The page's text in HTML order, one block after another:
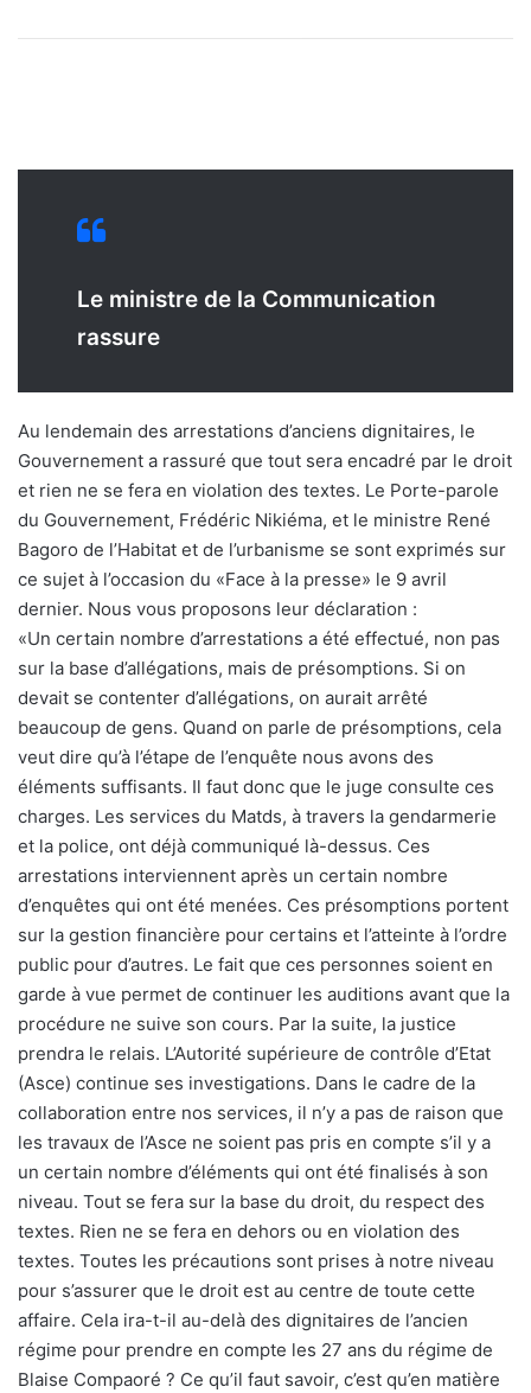
Le ministre de la Communication
rassure
Au lendemain des arrestations d’anciens dignitaires, le
Gouvernement a rassuré que tout sera encadré par le droit
et rien ne se fera en violation des textes. Le Porte-parole
du Gouvernement, Frédéric Nikiéma, et le ministre René
Bagoro de l’Habitat et de l’urbanisme se sont exprimés sur
ce sujet à l’occasion du «Face à la presse» le 9 avril
dernier. Nous vous proposons leur déclaration :
«Un certain nombre d’arrestations a été effectué, non pas
sur la base d’allégations, mais de présomptions. Si on
devait se contenter d’allégations, on aurait arrêté
beaucoup de gens. Quand on parle de présomptions, cela
veut dire qu’à l’étape de l’enquête nous avons des
éléments suffisants. Il faut donc que le juge consulte ces
charges. Les services du Matds, à travers la gendarmerie
et la police, ont déjà communiqué là-dessus. Ces
arrestations interviennent après un certain nombre
d’enquêtes qui ont été menées. Ces présomptions portent
sur la gestion financière pour certains et l’atteinte à l’ordre
public pour d’autres. Le fait que ces personnes soient en
garde à vue permet de continuer les auditions avant que la
procédure ne suive son cours. Par la suite, la justice
prendra le relais. L’Autorité supérieure de contrôle d’Etat
(Asce) continue ses investigations. Dans le cadre de la
collaboration entre nos services, il n’y a pas de raison que
les travaux de l’Asce ne soient pas pris en compte s’il y a
un certain nombre d’éléments qui ont été finalisés à son
niveau. Tout se fera sur la base du droit, du respect des
textes. Rien ne se fera en dehors ou en violation des
textes. Toutes les précautions sont prises à notre niveau
pour s’assurer que le droit est au centre de toute cette
affaire. Cela ira-t-il au-delà des dignitaires de l’ancien
régime pour prendre en compte les 27 ans du régime de
Blaise Compaoré ? Ce qu’il faut savoir, c’est qu’en matière